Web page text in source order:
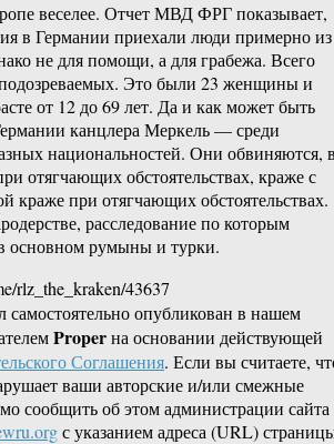
веселее. Отчет МВД ФРГ показывает,
в Германии приехали люди примерно из
не для помощи, а для грабежа. Всего
Это были 23 женщины и
от 12 до 69 лет. Да и как может быть
канцлера Меркель — среди
национальностей. Они обвиняются,
отягчающих обстоятельствах, краже с
краже при отягчающих обстоятельствах.
расследование по которым
основном румыны и турки.
rlz_the_kraken/43637
самостоятельно опубликован в нашем
Properна основании действующей
Соглашения. Если вы считаете,
ваши авторские и/или смежные
сообщить об этом администрации сайта
с указанием адреса (URL)